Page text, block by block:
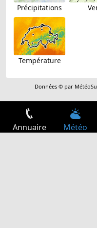
Précipitations
Température
Données © par
Annuaire Météo